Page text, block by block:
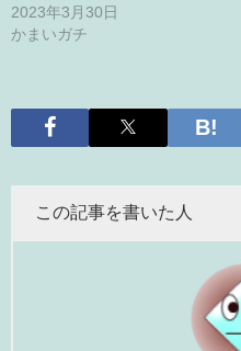
2023年3月30日
かまいガチ
この記事を書いた人